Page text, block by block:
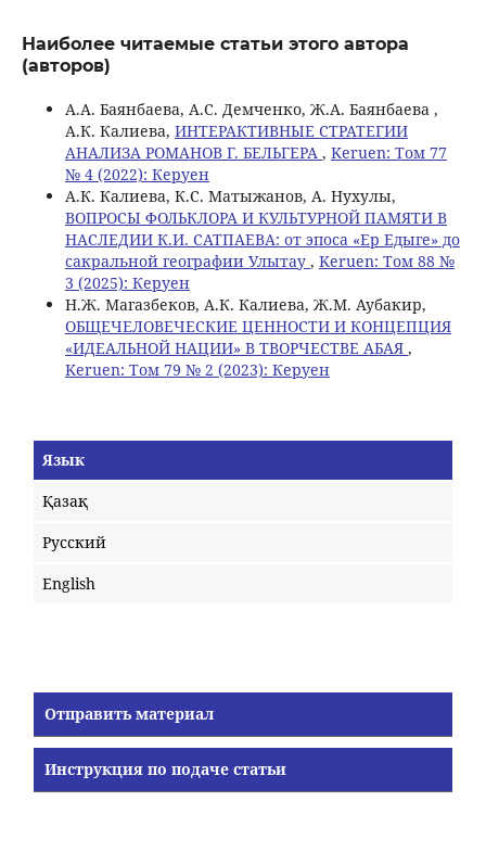
Наиболее читаемые статьи этого автора
(авторов)
А.А. Баянбаева, А.С. Демченко, Ж.А. Баянбаева ,
А.К. Калиева, ИНТЕРАКТИВНЫЕ СТРАТЕГИИ
АНАЛИЗА РОМАНОВ Г. БЕЛЬГЕРА , Keruen: Том 77
№ 4 (2022): Керуен
А.К. Калиева, К.С. Матыжанов, А. Нухулы,
ВОПРОСЫ ФОЛЬКЛОРА И КУЛЬТУРНОЙ ПАМЯТИ В
НАСЛЕДИИ К.И. САТПАЕВА: от эпоса «Ер Едыге» до
сакральной географии Улытау , Keruen: Том 88 №
3 (2025): Керуен
Н.Ж. Магазбеков, А.К. Калиева, Ж.М. Аубакир,
ОБЩЕЧЕЛОВЕЧЕСКИЕ ЦЕННОСТИ И КОНЦЕПЦИЯ
«ИДЕАЛЬНОЙ НАЦИИ» В ТВОРЧЕСТВЕ АБАЯ ,
Keruen: Том 79 № 2 (2023): Керуен
Язык
Қазақ
Русский
English
Отправить материал
Инструкция по подаче статьи